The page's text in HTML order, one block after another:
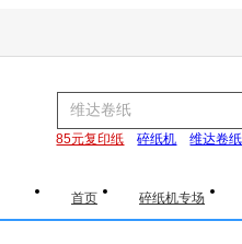
85元复印纸 碎纸机 维达卷纸
首页 碎纸机专场